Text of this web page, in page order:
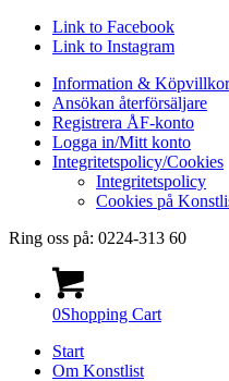
Link to Facebook
Link to Instagram
Information & Köpvillkor
Ansökan återförsäljare
Registrera ÅF-konto
Logga in/Mitt konto
Integritetspolicy/Cookies
Integritetspolicy
Cookies på
Ring oss på: 0224-313 60
0Shopping Cart
Start
Om Konstlist